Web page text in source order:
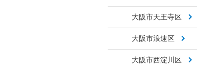
大阪市天王寺区
大阪市浪速区
大阪市西淀川区